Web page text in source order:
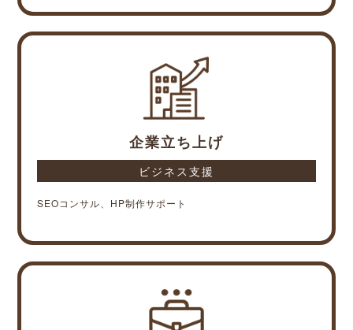
企業立ち上げ
ビジネス支援
SEOコンサル、HP制作サポート